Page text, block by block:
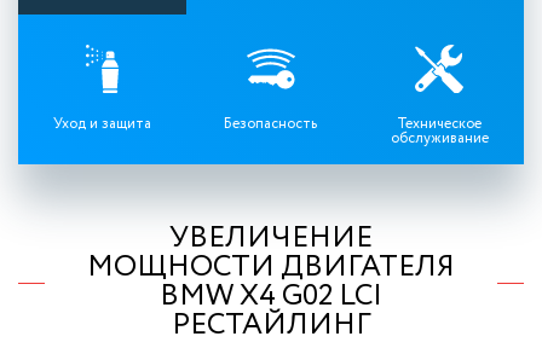
Уход и защита Безопасность Техническое
обслуживание
УВЕЛИЧЕНИЕ
МОЩНОСТИ ДВИГАТЕЛЯ
BMW X4 G02 LCI
РЕСТАЙЛИНГ